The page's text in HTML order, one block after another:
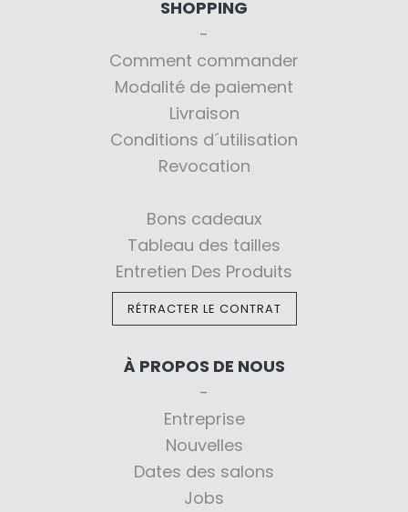
SHOPPING
Comment commander
Modalité de paiement
Livraison
Conditions d´utilisation
Revocation
Bons cadeaux
Tableau des tailles
Entretien Des Produits
RÉTRACTER LE CONTRAT
À PROPOS DE NOUS
Entreprise
Nouvelles
Dates des salons
Jobs